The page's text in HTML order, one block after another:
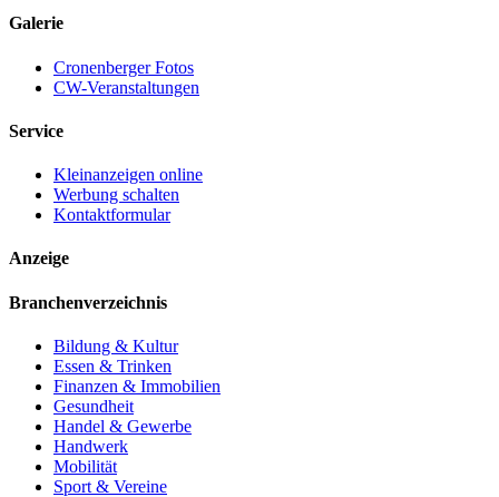
Galerie
Cronenberger Fotos
CW-Veranstaltungen
Service
Kleinanzeigen online
Werbung schalten
Kontaktformular
Anzeige
Branchenverzeichnis
Bildung & Kultur
Essen & Trinken
Finanzen & Immobilien
Gesundheit
Handel & Gewerbe
Handwerk
Mobilität
Sport & Vereine